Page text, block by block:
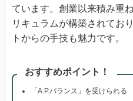
ています。創業以来積み重
リキュラムが構築されてお
トからの手技も魅力です。
おすすめポイント！
「A.P.バランス」を受けられる